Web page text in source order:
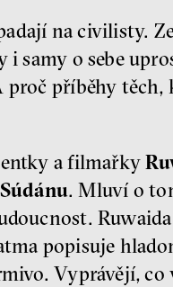
na civilisty.
o sebe
příběhy
a filmařky
. Mluví o
popisuje
Vyprávějí, co